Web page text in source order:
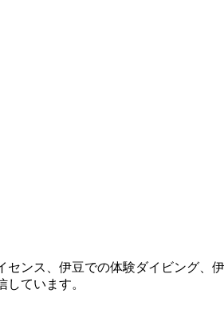
ンス、伊豆での体験ダイビング、
ています。